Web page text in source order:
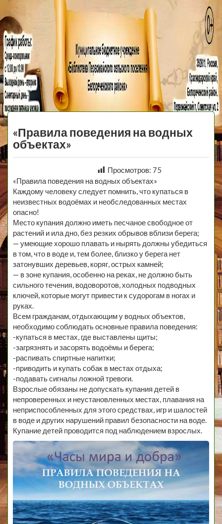
МБУ Библиотека
Первомайского
Сельского
Поселения
«Правила поведения на водных
объектах»
Просмотров: 75
«Правила поведения на водных объектах»
Каждому человеку следует помнить, что купаться в
неизвестных водоёмах и необследованных местах
опасно!
Место купания должно иметь песчаное свободное от
растений и ила дно, без резких обрывов вблизи берега;
— умеющие хорошо плавать и нырять должны убедиться
в том, что в воде и, тем более, близко у берега нет
затонувших деревьев, коряг, острых камней;
— в зоне купания, особенно на реках, не должно быть
сильного течения, водоворотов, холодных подводных
ключей, которые могут привести к судорогам в ногах и
руках.
Всем гражданам, отдыхающим у водных объектов,
необходимо соблюдать основные правила поведения:
-купаться в местах, где выставлены щиты;
-загрязнять и засорять водоёмы и берега;
-распивать спиртные напитки;
-приводить и купать собак в местах отдыха;
-подавать сигналы ложной тревоги.
Взрослые обязаны не допускать купания детей в
непроверенных и неустановленных местах, плавания на
неприспособленных для этого средствах, игр и шалостей
в воде и других нарушений правил безопасности на воде.
Купание детей проводится под наблюдением взрослых.